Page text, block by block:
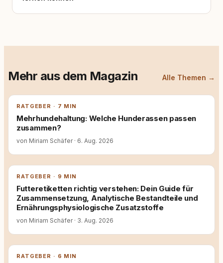
Mehr aus dem Magazin Alle Themen →
RATGEBER · 7 MIN
Mehrhundehaltung: Welche Hunderassen passen
zusammen?
von Miriam Schäfer · 6. Aug. 2026
RATGEBER · 9 MIN
Futteretiketten richtig verstehen: Dein Guide für
Zusammensetzung, Analytische Bestandteile und
Ernährungsphysiologische Zusatzstoffe
von Miriam Schäfer · 3. Aug. 2026
RATGEBER · 6 MIN